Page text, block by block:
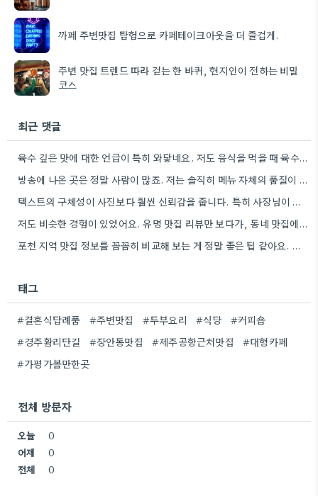
까페 주변맛집 탐험으로 카페테이크아웃을 더 즐겁게.
주변 맛집 트렌드 따라 걷는 한 바퀴, 현지인이 전하는 비밀
코스
최근 댓글
육수 깊은 맛에 대한 언급이 특히 와닿네요. 저도 음식을 먹을 때 육수의 깊은 맛을 중요하게…
방송에 나온 곳은 정말 사람이 많죠. 저는 솔직히 메뉴 자체의 품질이 더 중요하다고 생각해요.
텍스트의 구체성이 사진보다 훨씬 신뢰감을 줍니다. 특히 사장님이 직접 요리하는 곳을 찾는 게 좋은 전략인…
저도 비슷한 경험이 있었어요. 유명 맛집 리뷰만 보다가, 동네 맛집에서 훨씬 더 맛있는 음식을 먹고…
포천 지역 맛집 정보를 꼼꼼히 비교해 보는 게 정말 좋은 팁 같아요. 특히 커뮤니티 언급…
태그
#결혼식답례품 #주변맛집 #두부요리 #식당
#커피숍
#경주황리단길
#장안동맛집 #제주공항근처맛집
#대형카페
#가평가볼만한곳
전체 방문자
오늘
0
어제
0
전체
0